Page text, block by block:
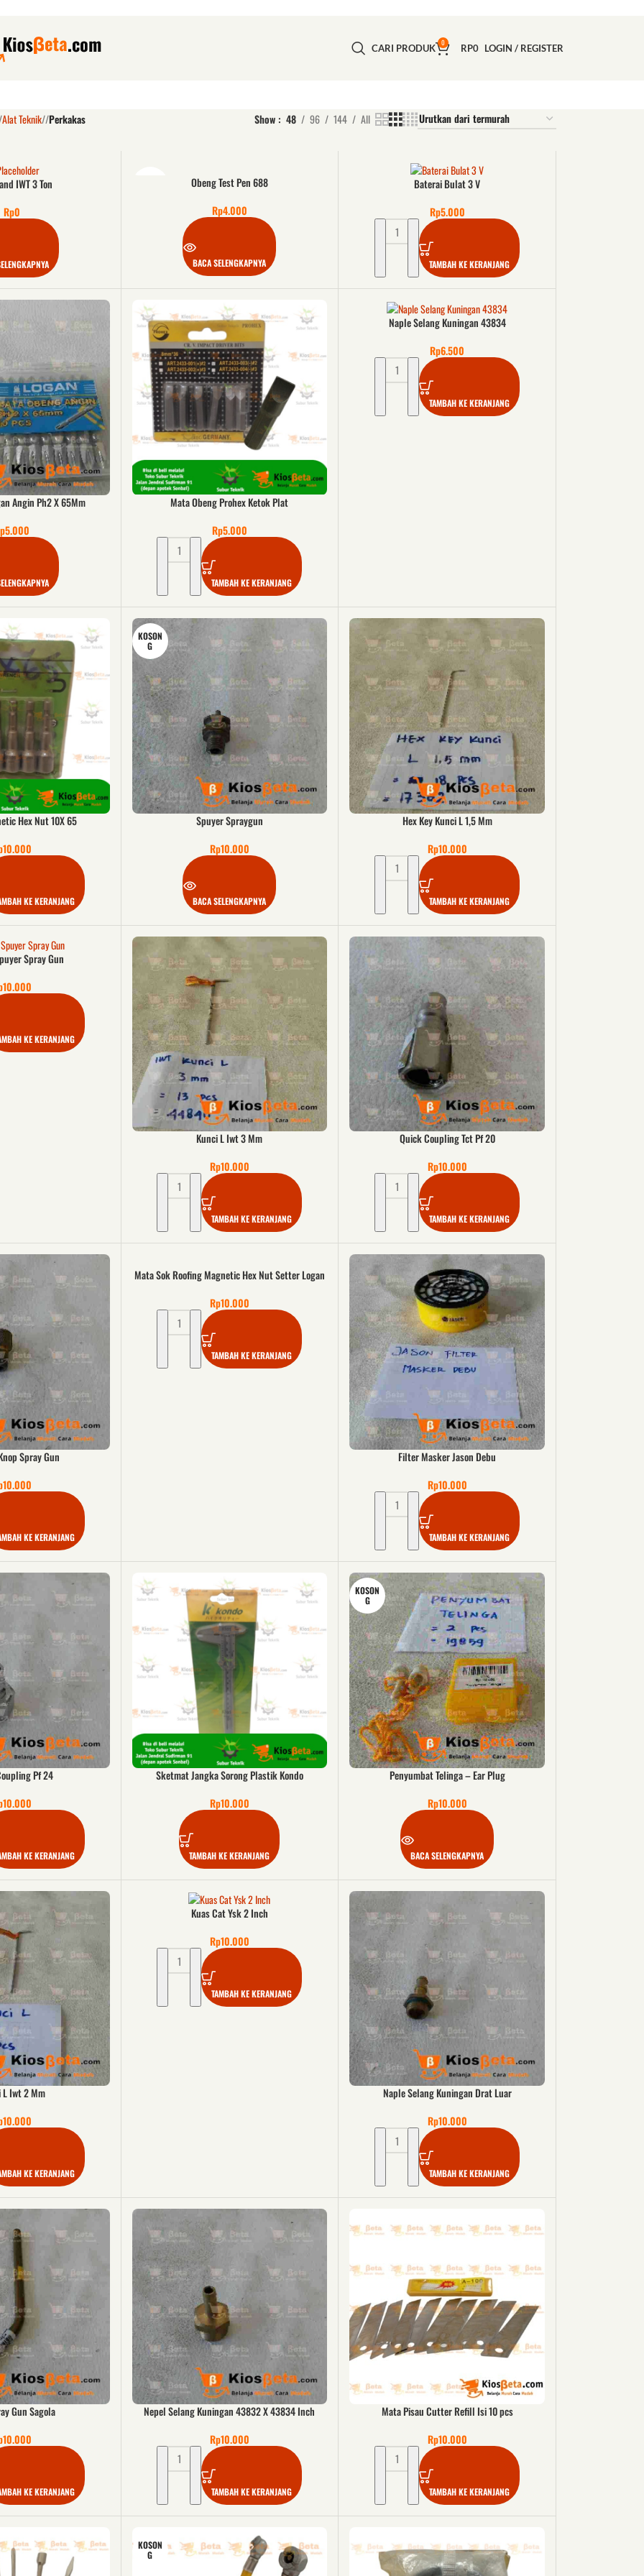
CARI PRODUK 0 RP0 LOGIN / REGISTER
Alat Teknik/ Perkakas Show 48 96 144 All
IWT 3 Ton
Rp0
Obeng Test Pen 688
Rp4.000
BACA SELENGKAPNYA
Baterai Bulat 3 V
Rp5.000
TAMBAH KE KERANJANG
Angin Ph2 X 65Mm
5.000
Mata Obeng Prohex Ketok Plat
Rp5.000
TAMBAH KE KERANJANG
Naple Selang Kuningan 43834
Rp6.500
TAMBAH KE KERANJANG
Hex Nut 10X 65
10.000
KE KERANJANG
KOSON
G
Spuyer Spraygun
Rp10.000
BACA SELENGKAPNYA
Hex Key Kunci L 1,5 Mm
Rp10.000
TAMBAH KE KERANJANG
Spray Gun
10.000
KE KERANJANG
Kunci L Iwt 3 Mm
Rp10.000
TAMBAH KE KERANJANG
Quick Coupling Tct Pf 20
Rp10.000
TAMBAH KE KERANJANG
Spray Gun
10.000
KE KERANJANG
Mata Sok Roofing Magnetic Hex Nut Setter Logan
Rp10.000
TAMBAH KE KERANJANG
Filter Masker Jason Debu
Rp10.000
TAMBAH KE KERANJANG
Pf 24
10.000
KE KERANJANG
Sketmat Jangka Sorong Plastik Kondo
Rp10.000
TAMBAH KE KERANJANG
KOSON
G
Penyumbat Telinga – Ear Plug
Rp10.000
BACA SELENGKAPNYA
L Iwt 2 Mm
10.000
KE KERANJANG
Kuas Cat Ysk 2 Inch
Rp10.000
TAMBAH KE KERANJANG
Naple Selang Kuningan Drat Luar
Rp10.000
TAMBAH KE KERANJANG
Gun Sagola
10.000
KE KERANJANG
Nepel Selang Kuningan 43832 X 43834 Inch
Rp10.000
TAMBAH KE KERANJANG
Mata Pisau Cutter Refill Isi 10 pcs
Rp10.000
TAMBAH KE KERANJANG
KOSON
G